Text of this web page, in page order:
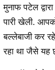
मुनाफ पटेल
पारी खेली.
बल्लेबाजी कर
रहा था जैसे यह